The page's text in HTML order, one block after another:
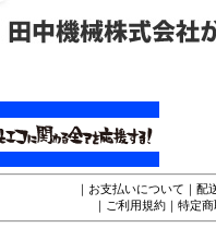
｜ お支払いについて ｜ 配
｜ ご利用規約 ｜ 特定